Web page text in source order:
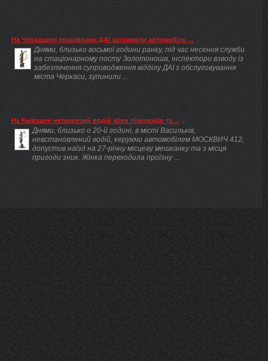
На Черкащині працівники ДАІ затримали автомобіль ...
Днями, близько восьмої години ранку, під час несення служби
на стаціонарному посту Золотоноша, інспектори взводу із
забезпечення супроводження відділу ДАІ з обслуговування
міста Черкаси, зупинили ...
На Київщині нетверезий водій збив пішоходів та ...
Днями, близько о 20-й годині, в місті Васильків,
невстановлений водій, керуючи автомобілем МОСКВИЧ 412,
допустив наїзд на 27-річну місцеву мешканку та з місця
пригоди зник. Жінка переходила проїзну ...